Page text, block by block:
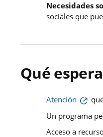
Necesidades
sociales que
Qué
Atención
Un programa
Acceso a